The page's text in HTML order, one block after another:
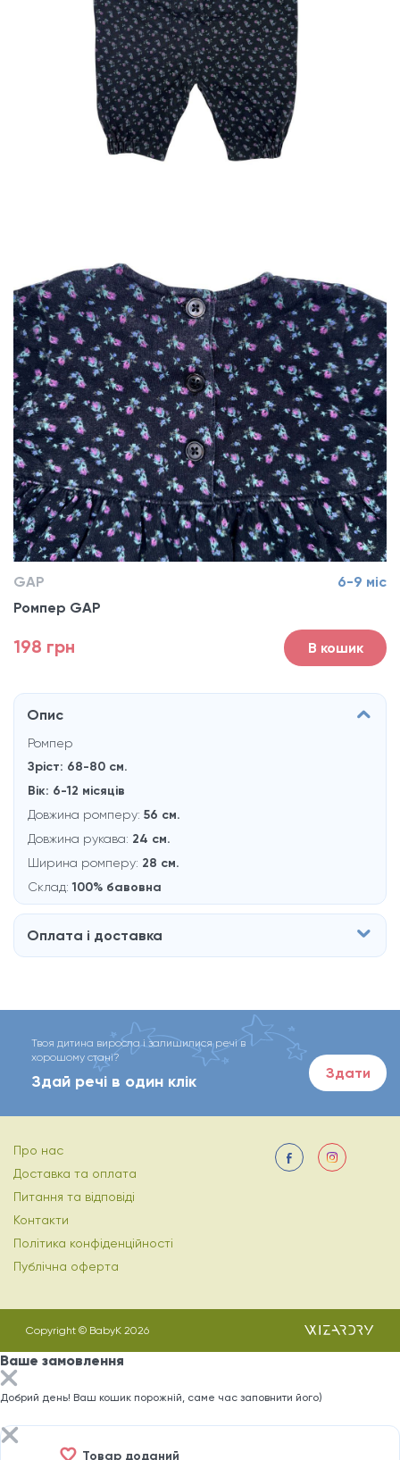
GAP
6-9 міс
Ромпер GAP
198 грн В кошик
Опис
Ромпер
Зріст: 68-80 см.
Вік: 6-12 місяців
Довжина ромперу: 56 см.
Довжина рукава: 24 см.
Ширина ромперу: 28 см.
Склад:100% бавовна
Оплата і доставка
Твоя дитина виросла і залишилися речі в
хорошому стані?
Здай речі в один клік Здати
Про нас
Доставка та оплата
Питання та відповіді
Контакти
Політика конфіденційності
Публічна оферта
Copyright © BabyK 2026
Ваше замовлення
Добрий день! Ваш кошик порожній, саме час заповнити його)
Товар доданий